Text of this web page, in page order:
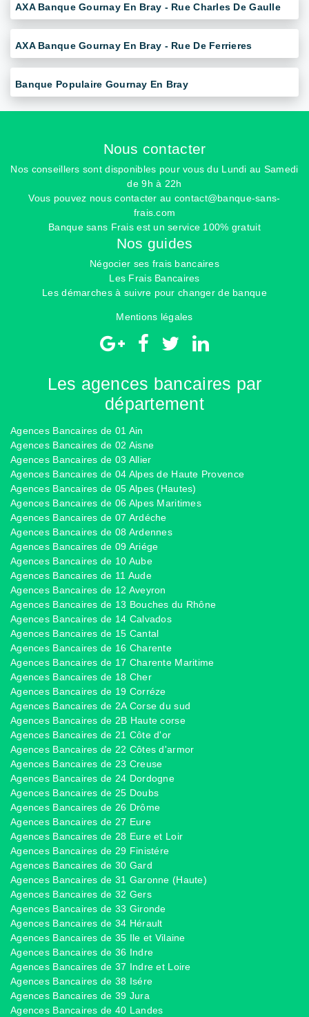
AXA Banque Gournay En Bray - Rue Charles De Gaulle
AXA Banque Gournay En Bray - Rue De Ferrieres
Banque Populaire Gournay En Bray
Nous contacter
Nos conseillers sont disponibles pour vous du Lundi au Samedi
de 9h à 22h
Vous pouvez nous contacter au contact@banque-sans-
frais.com
Banque sans Frais est un service 100% gratuit
Nos guides
Négocier ses frais bancaires
Les Frais Bancaires
Les démarches à suivre pour changer de banque
Mentions légales
Les agences bancaires par
département
Agences Bancaires de 01 Ain
Agences Bancaires de 02 Aisne
Agences Bancaires de 03 Allier
Agences Bancaires de 04 Alpes de Haute Provence
Agences Bancaires de 05 Alpes (Hautes)
Agences Bancaires de 06 Alpes Maritimes
Agences Bancaires de 07 Ardéche
Agences Bancaires de 08 Ardennes
Agences Bancaires de 09 Ariége
Agences Bancaires de 10 Aube
Agences Bancaires de 11 Aude
Agences Bancaires de 12 Aveyron
Agences Bancaires de 13 Bouches du Rhône
Agences Bancaires de 14 Calvados
Agences Bancaires de 15 Cantal
Agences Bancaires de 16 Charente
Agences Bancaires de 17 Charente Maritime
Agences Bancaires de 18 Cher
Agences Bancaires de 19 Corréze
Agences Bancaires de 2A Corse du sud
Agences Bancaires de 2B Haute corse
Agences Bancaires de 21 Côte d'or
Agences Bancaires de 22 Côtes d'armor
Agences Bancaires de 23 Creuse
Agences Bancaires de 24 Dordogne
Agences Bancaires de 25 Doubs
Agences Bancaires de 26 Drôme
Agences Bancaires de 27 Eure
Agences Bancaires de 28 Eure et Loir
Agences Bancaires de 29 Finistére
Agences Bancaires de 30 Gard
Agences Bancaires de 31 Garonne (Haute)
Agences Bancaires de 32 Gers
Agences Bancaires de 33 Gironde
Agences Bancaires de 34 Hérault
Agences Bancaires de 35 Ile et Vilaine
Agences Bancaires de 36 Indre
Agences Bancaires de 37 Indre et Loire
Agences Bancaires de 38 Isére
Agences Bancaires de 39 Jura
Agences Bancaires de 40 Landes